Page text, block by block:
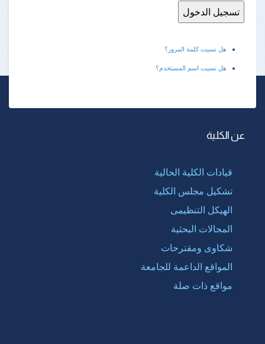
هل نسيت كلمة المرور؟
هل نسيت اسم المستخدم؟
عن الكلية
قيادات الكلية الحالية
تشكيل مجلس الكلية
الهيكل التنظيمى
المجالات البحثية
شكاوى ومقترحات
المواقع الداعمة للجامعة
مواقع ذات صلة